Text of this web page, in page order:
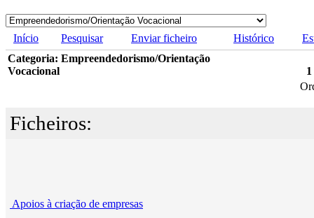
Início Pesquisar Enviar ficheiro Histórico
Categoria: Empreendedorismo/Orientação
Vocacional
1
Ficheiros:
Apoios à criação de empresas